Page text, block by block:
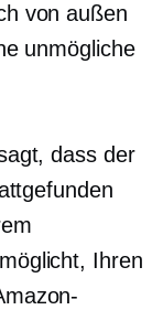
von außen
unmögliche
dass der
Ihren